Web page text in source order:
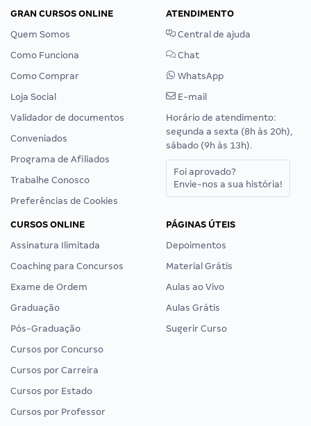
GRAN CURSOS ONLINE
Quem Somos
Como Funciona
Como Comprar
Loja Social
Validador de documentos
Conveniados
Programa de Afiliados
Trabalhe Conosco
Preferências de Cookies
ATENDIMENTO
Central de ajuda
Chat
WhatsApp
E-mail
Horário de atendimento:
segunda a sexta (8h às 20h),
sábado (9h às 13h).
Foi aprovado?
Envie-nos a sua história!
CURSOS ONLINE
Assinatura Ilimitada
Coaching para Concursos
Exame de Ordem
Graduação
Pós-Graduação
Cursos por Concurso
Cursos por Carreira
Cursos por Estado
Cursos por Professor
PÁGINAS ÚTEIS
Depoimentos
Material Grátis
Aulas ao Vivo
Aulas Grátis
Sugerir Curso